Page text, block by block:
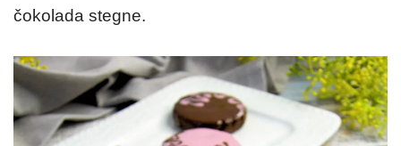
čokolada stegne.